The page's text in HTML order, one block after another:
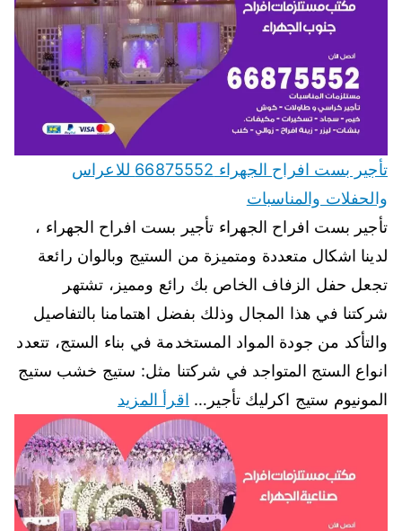
تأجير بست افراح الجهراء 66875552 للاعراس
والحفلات والمناسبات
تأجير بست افراح الجهراء تأجير بست افراح الجهراء ،
لدينا اشكال متعددة ومتميزة من الستيج وبالوان رائعة
تجعل حفل الزفاف الخاص بك رائع ومميز، تشتهر
شركتنا في هذا المجال وذلك بفضل اهتمامنا بالتفاصيل
والتأكد من جودة المواد المستخدمة في بناء الستج، تتعدد
انواع الستج المتواجد في شركتنا مثل: ستيج خشب ستيج
المونيوم ستيج اكرليك تأجير… اقرأ المزيد